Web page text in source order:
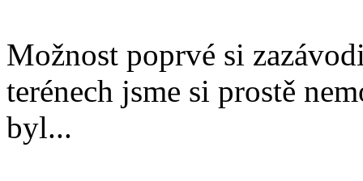
Možnost poprvé si
terénech jsme si prostě
byl...